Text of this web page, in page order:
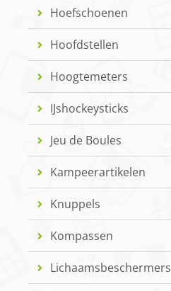
Hoefschoenen
Hoofdstellen
Hoogtemeters
IJshockeysticks
Jeu de Boules
Kampeerartikelen
Knuppels
Kompassen
Lichaamsbeschermers